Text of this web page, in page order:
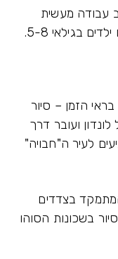
עבודה מעשית
בגילאי 5-8.
הזמן – סיור
ועובר דרך
לעיר ה"חבויה"
בצדדים
בשכונות הסוהו